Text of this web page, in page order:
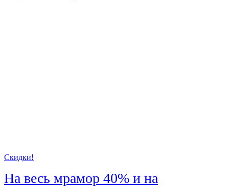
Скидки!
На весь мрамор 40% и на